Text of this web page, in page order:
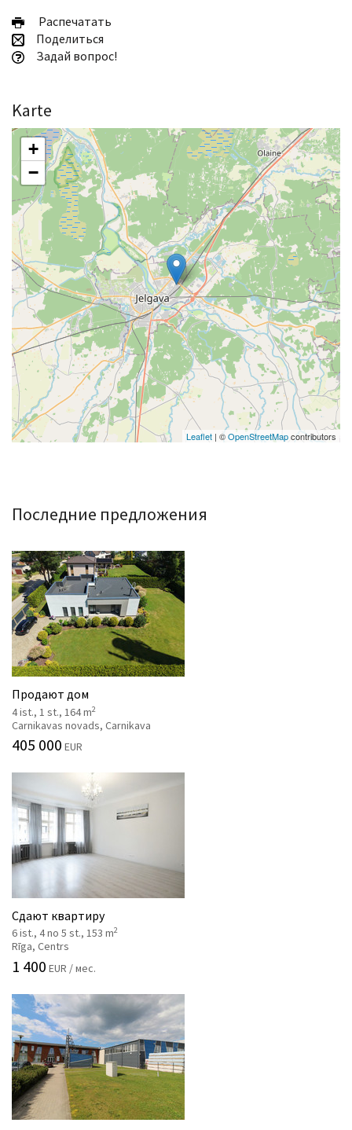
Pаспечатать
Поделиться
Задай вопрос!
Karte
+
−
Leaflet | ©OpenStreetMapcontributors
Последние предложения
Продают дом
4 ist., 1 st., 164 m2
Carnikavas novads, Carnikava
405 000 EUR
Сдают квартиру
6 ist., 4 no 5 st., 153 m2
Rīga, Centrs
1 400 EUR / мес.